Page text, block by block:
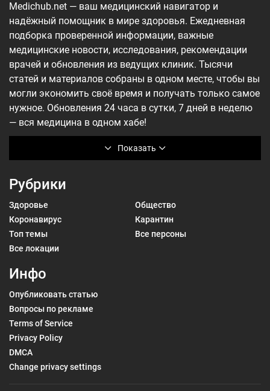
Показать
Medichub.net — ваш медицинский навигатор и
надёжный помощник в мире здоровья. Ежедневная
подборка проверенной информации, важные
медицинские новости, исследования, рекомендации
врачей и обновления из ведущих клиник. Тысячи
статей и материалов собраны в одном месте, чтобы вы
могли экономить своё время и получать только самое
нужное. Обновления 24 часа в сутки, 7 дней в неделю
— вся медицина в одном хабе!
Рубрики
Здоровье
Общество
Коронавирус
Карантин
Топ темы
Все персоны
Все локации
Инфо
Опубликовать статью
Вопросы по рекламе
Terms of Service
Privacy Policy
DMCA
Change privacy settings